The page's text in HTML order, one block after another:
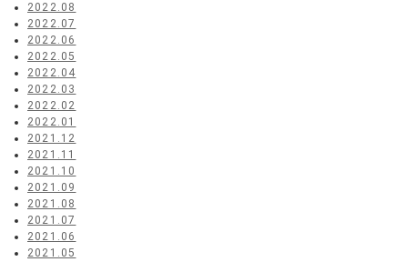
2022.08
2022.07
2022.06
2022.05
2022.04
2022.03
2022.02
2022.01
2021.12
2021.11
2021.10
2021.09
2021.08
2021.07
2021.06
2021.05